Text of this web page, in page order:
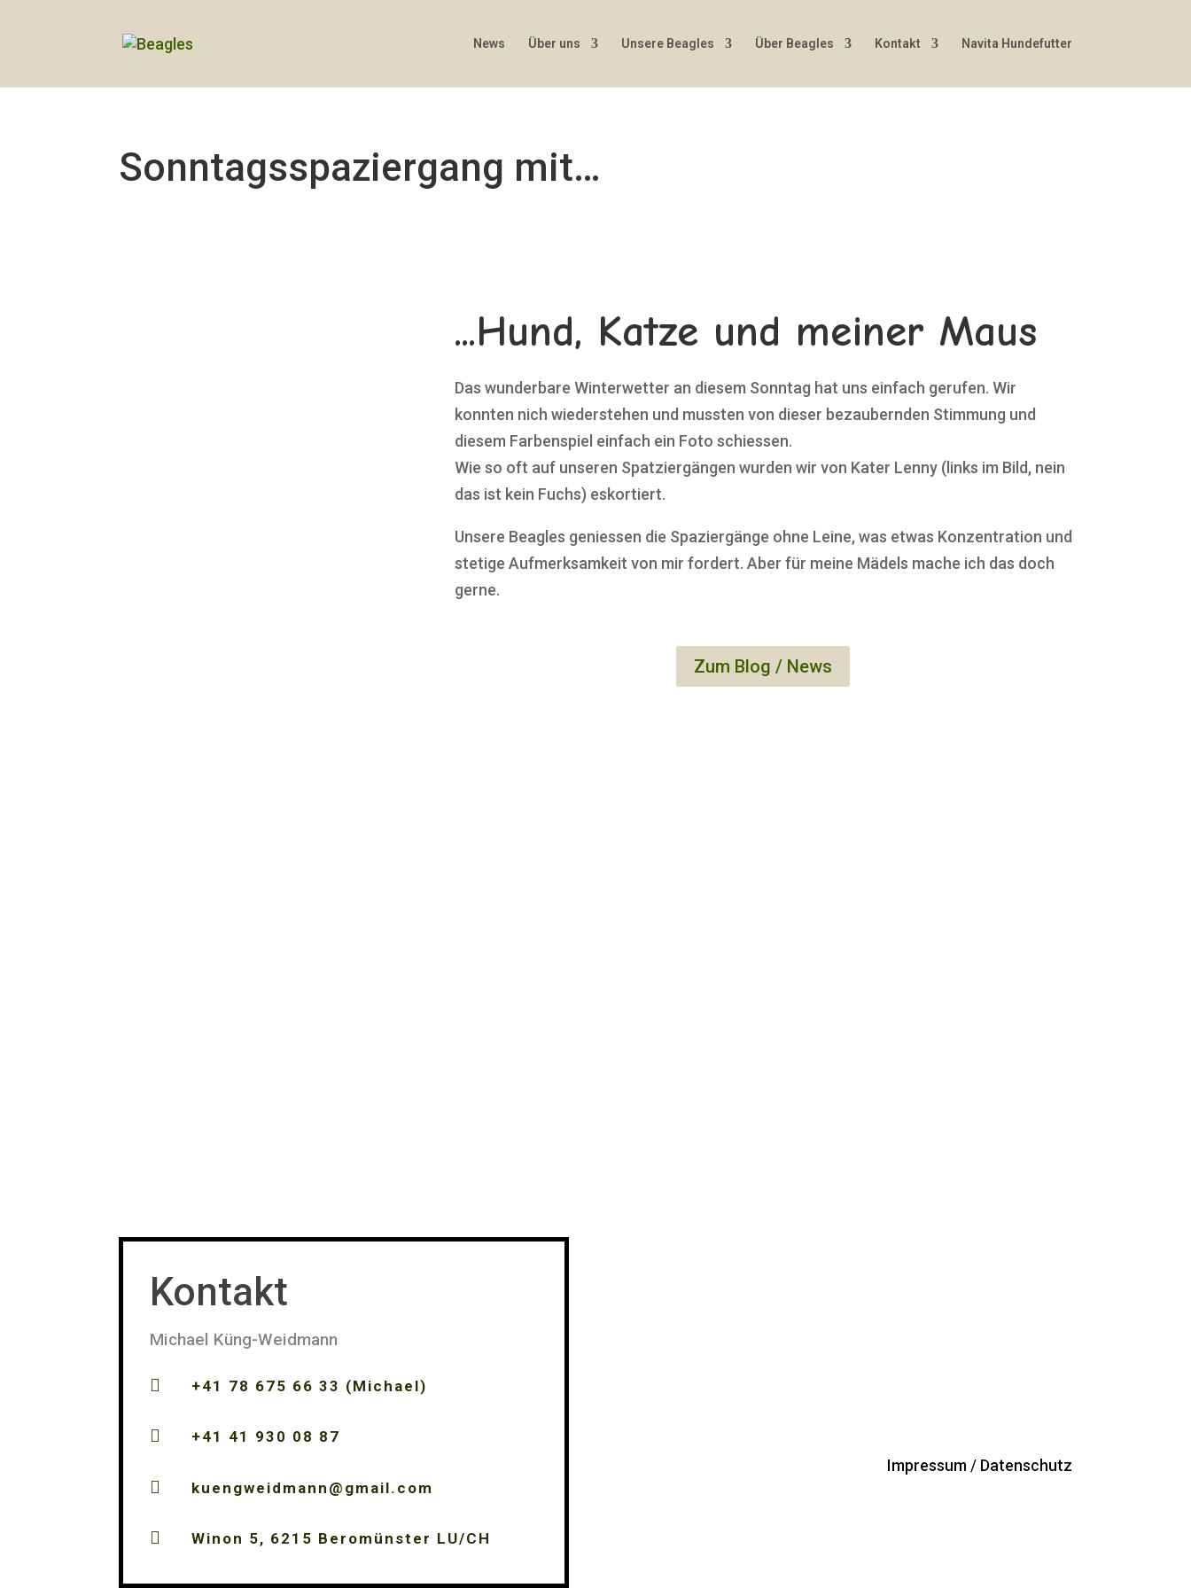
News Über uns Unsere Beagles Über Beagles Kontakt Navita Hundefutter
Sonntagsspaziergang mit…
...Hund, Katze und meiner Maus
Das wunderbare Winterwetter an diesem Sonntag hat uns einfach gerufen. Wir
konnten nich wiederstehen und mussten von dieser bezaubernden Stimmung und
diesem Farbenspiel einfach ein Foto schiessen.
Wie so oft auf unseren Spatziergängen wurden wir von Kater Lenny (links im Bild, nein
das ist kein Fuchs) eskortiert.
Unsere Beagles geniessen die Spaziergänge ohne Leine, was etwas Konzentration und
stetige Aufmerksamkeit von mir fordert. Aber für meine Mädels mache ich das doch
gerne.
Zum Blog / News
Kontakt
Michael Küng-Weidmann
 +41 78 675 66 33 (Michael)
 +41 41 930 08 87
 kuengweidmann@gmail.com
 Winon 5, 6215 Beromünster LU/CH
Impressum / Datenschutz